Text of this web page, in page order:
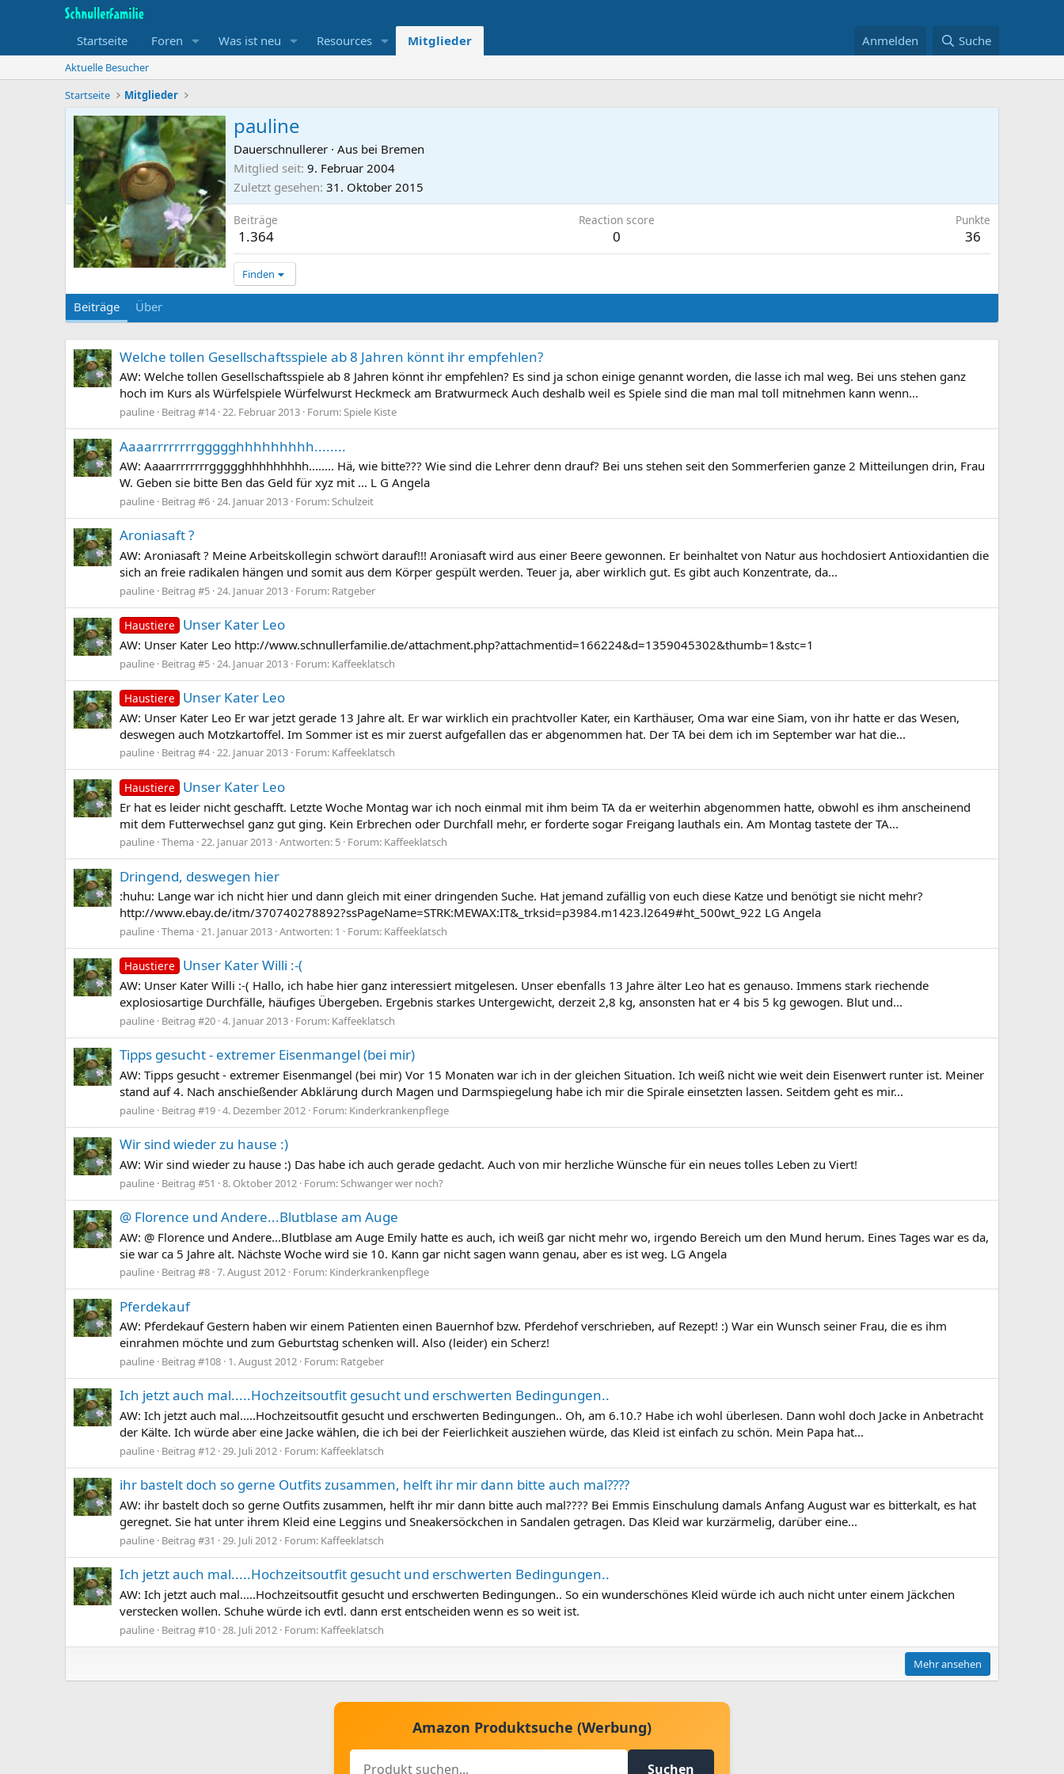
Startseite Foren Was ist neu Resources Mitglieder Anmelden Suche
Aktuelle Besucher
Startseite
Mitglieder
pauline
Dauerschnullerer · Aus bei Bremen
Mitglied seit 9. Februar 2004
Zuletzt gesehen 31. Oktober 2015
Beiträge
1.364
Reaction score
0
Punkte
36
Finden
Beiträge Über
Welche tollen Gesellschaftsspiele ab 8 Jahren könnt ihr empfehlen?
AW: Welche tollen Gesellschaftsspiele ab 8 Jahren könnt ihr empfehlen? Es sind ja schon einige genannt worden, die lasse ich mal weg. Bei uns stehen ganz
hoch im Kurs als Würfelspiele Würfelwurst Heckmeck am Bratwurmeck Auch deshalb weil es Spiele sind die man mal toll mitnehmen kann wenn...
pauline Beitrag #14 22. Februar 2013 Forum:Spiele Kiste
Aaaarrrrrrrrggggghhhhhhhhh........
AW: Aaaarrrrrrrrggggghhhhhhhhh........ Hä, wie bitte??? Wie sind die Lehrer denn drauf? Bei uns stehen seit den Sommerferien ganze 2 Mitteilungen drin, Frau
W. Geben sie bitte Ben das Geld für xyz mit ... L G Angela
pauline Beitrag #6 24. Januar 2013 Forum:Schulzeit
Aroniasaft ?
AW: Aroniasaft ? Meine Arbeitskollegin schwört darauf!!! Aroniasaft wird aus einer Beere gewonnen. Er beinhaltet von Natur aus hochdosiert Antioxidantien die
sich an freie radikalen hängen und somit aus dem Körper gespült werden. Teuer ja, aber wirklich gut. Es gibt auch Konzentrate, da...
pauline Beitrag #5 24. Januar 2013 Forum: Ratgeber
Haustiere Unser Kater Leo
AW: Unser Kater Leo http://www.schnullerfamilie.de/attachment.php?attachmentid=166224&d=1359045302&thumb=1&stc=1
pauline Beitrag #5 24. Januar 2013 Forum: Kaffeeklatsch
Haustiere Unser Kater Leo
AW: Unser Kater Leo Er war jetzt gerade 13 Jahre alt. Er war wirklich ein prachtvoller Kater, ein Karthäuser, Oma war eine Siam, von ihr hatte er das Wesen,
deswegen auch Motzkartoffel. Im Sommer ist es mir zuerst aufgefallen das er abgenommen hat. Der TA bei dem ich im September war hat die...
pauline Beitrag #4 22. Januar 2013 Forum: Kaffeeklatsch
Haustiere Unser Kater Leo
Er hat es leider nicht geschafft. Letzte Woche Montag war ich noch einmal mit ihm beim TA da er weiterhin abgenommen hatte, obwohl es ihm anscheinend
mit dem Futterwechsel ganz gut ging. Kein Erbrechen oder Durchfall mehr, er forderte sogar Freigang lauthals ein. Am Montag tastete der TA...
pauline Thema 22. Januar 2013 Antworten: 5 Forum: Kaffeeklatsch
Dringend, deswegen hier
:huhu: Lange war ich nicht hier und dann gleich mit einer dringenden Suche. Hat jemand zufällig von euch diese Katze und benötigt sie nicht mehr?
http://www.ebay.de/itm/370740278892?ssPageName=STRK:MEWAX:IT&_trksid=p3984.m1423.l2649#ht_500wt_922 LG Angela
pauline Thema 21. Januar 2013 Antworten: 1 Forum: Kaffeeklatsch
Haustiere Unser Kater Willi :-(
AW: Unser Kater Willi :-( Hallo, ich habe hier ganz interessiert mitgelesen. Unser ebenfalls 13 Jahre älter Leo hat es genauso. Immens stark riechende
explosiosartige Durchfälle, häufiges Übergeben. Ergebnis starkes Untergewicht, derzeit 2,8 kg, ansonsten hat er 4 bis 5 kg gewogen. Blut und...
pauline Beitrag #20 4. Januar 2013 Forum: Kaffeeklatsch
Tipps gesucht - extremer Eisenmangel (bei mir)
AW: Tipps gesucht - extremer Eisenmangel (bei mir) Vor 15 Monaten war ich in der gleichen Situation. Ich weiß nicht wie weit dein Eisenwert runter ist. Meiner
stand auf 4. Nach anschießender Abklärung durch Magen und Darmspiegelung habe ich mir die Spirale einsetzten lassen. Seitdem geht es mir...
pauline Beitrag #19 4. Dezember 2012 Forum: Kinderkrankenpflege
Wir sind wieder zu hause :)
AW: Wir sind wieder zu hause :) Das habe ich auch gerade gedacht. Auch von mir herzliche Wünsche für ein neues tolles Leben zu Viert!
pauline Beitrag #51 8. Oktober 2012 Forum: Schwanger wer noch?
@ Florence und Andere...Blutblase am Auge
AW: @ Florence und Andere...Blutblase am Auge Emily hatte es auch, ich weiß gar nicht mehr wo, irgendo Bereich um den Mund herum. Eines Tages war es da,
sie war ca 5 Jahre alt. Nächste Woche wird sie 10. Kann gar nicht sagen wann genau, aber es ist weg. LG Angela
pauline Beitrag #8 7. August 2012 Forum: Kinderkrankenpflege
Pferdekauf
AW: Pferdekauf Gestern haben wir einem Patienten einen Bauernhof bzw. Pferdehof verschrieben, auf Rezept! :) War ein Wunsch seiner Frau, die es ihm
einrahmen möchte und zum Geburtstag schenken will. Also (leider) ein Scherz!
pauline Beitrag #108 1. August 2012 Forum: Ratgeber
Ich jetzt auch mal.....Hochzeitsoutfit gesucht und erschwerten Bedingungen..
AW: Ich jetzt auch mal.....Hochzeitsoutfit gesucht und erschwerten Bedingungen.. Oh, am 6.10.? Habe ich wohl überlesen. Dann wohl doch Jacke in Anbetracht
der Kälte. Ich würde aber eine Jacke wählen, die ich bei der Feierlichkeit ausziehen würde, das Kleid ist einfach zu schön. Mein Papa hat...
pauline Beitrag #12 29. Juli 2012 Forum: Kaffeeklatsch
ihr bastelt doch so gerne Outfits zusammen, helft ihr mir dann bitte auch mal????
AW: ihr bastelt doch so gerne Outfits zusammen, helft ihr mir dann bitte auch mal???? Bei Emmis Einschulung damals Anfang August war es bitterkalt, es hat
geregnet. Sie hat unter ihrem Kleid eine Leggins und Sneakersöckchen in Sandalen getragen. Das Kleid war kurzärmelig, darüber eine...
pauline Beitrag #31 29. Juli 2012 Forum: Kaffeeklatsch
Ich jetzt auch mal.....Hochzeitsoutfit gesucht und erschwerten Bedingungen..
AW: Ich jetzt auch mal.....Hochzeitsoutfit gesucht und erschwerten Bedingungen.. So ein wunderschönes Kleid würde ich auch nicht unter einem Jäckchen
verstecken wollen. Schuhe würde ich evtl. dann erst entscheiden wenn es so weit ist.
pauline Beitrag #10 28. Juli 2012 Forum: Kaffeeklatsch
Mehr ansehen
Amazon Produktsuche (Werbung)
Suchen